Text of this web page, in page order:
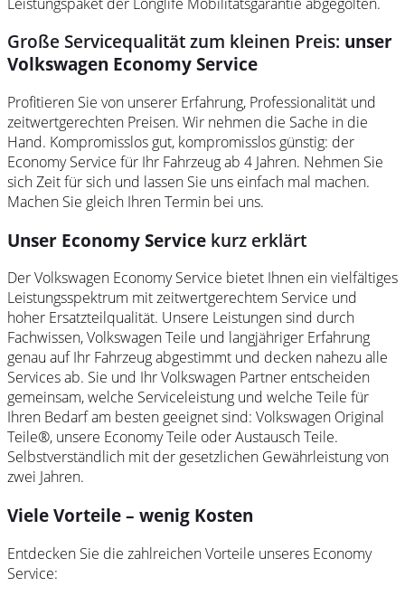
Große Servicequalität zum kleinen Preis: unser
Volkswagen Economy Service
Profitieren Sie von unserer Erfahrung, Professionalität und
zeitwertgerechten Preisen. Wir nehmen die Sache in die
Hand. Kompromisslos gut, kompromisslos günstig: der
Economy Service für Ihr Fahrzeug ab 4 Jahren. Nehmen Sie
sich Zeit für sich und lassen Sie uns einfach mal machen.
Machen Sie gleich Ihren Termin bei uns.
Unser Economy Service kurz erklärt
DerVolkswagen EconomyService bietet Ihnen ein vielfältiges
Leistungsspektrum mit zeitwertgerechtem Service und
hoher Ersatzteilqualität. Unsere Leistungen sind durch
Fachwissen,VolkswagenTeile und langjähriger Erfahrung
genau auf Ihr Fahrzeug abgestimmt und decken nahezu alle
Services ab. Sie und IhrVolkswagen Partner entscheiden
gemeinsam, welche Serviceleistung und welche Teile für
Ihren Bedarf am besten geeignet sind: Volkswagen Original
Teile®, unsere EconomyTeile oder AustauschTeile.
Selbstverständlich mit der gesetzlichen Gewährleistung von
zwei Jahren.
Viele Vorteile – wenig Kosten
Entdecken Sie die zahlreichen Vorteile unseres Economy
Service: